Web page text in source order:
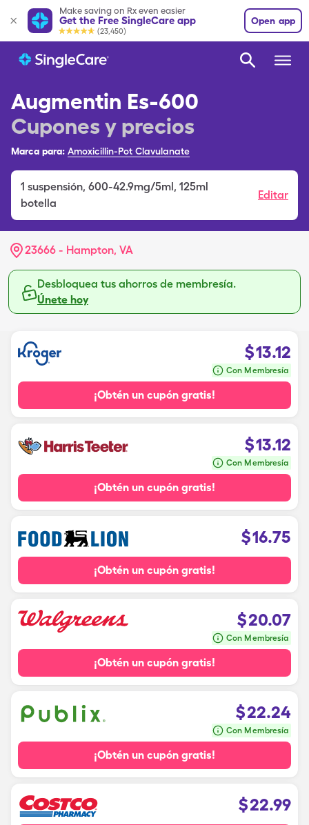
Make saving on Rx even easier
Get the Free SingleCare app
(23,450)
Open app
Augmentin Es-600
Cupones y precios
Marca para: Amoxicillin-Pot Clavulanate
1 suspensión, 600-42.9mg/5ml, 125ml
botella
Editar
23666 - Hampton, VA
Desbloquea tus ahorros de membresía.
Únete hoy
$13.12
Con Membresía
¡Obtén un cupón gratis!
$13.12
Con Membresía
¡Obtén un cupón gratis!
$16.75
¡Obtén un cupón gratis!
$20.07
Con Membresía
¡Obtén un cupón gratis!
$22.24
Con Membresía
¡Obtén un cupón gratis!
$22.99